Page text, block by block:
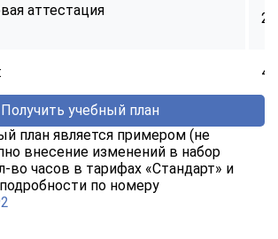
аттестация 2
Получить учебный план
план является примером (не
внесение изменений в набор
во часов в тарифах «Стандарт» и
по номеру